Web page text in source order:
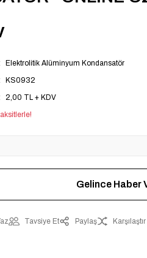
Elektrolitik Alüminyum Kondansatör
KS0932
2,00 TL + KDV
Gelince Haber
Tavsiye Et Paylaş Karşılaştır